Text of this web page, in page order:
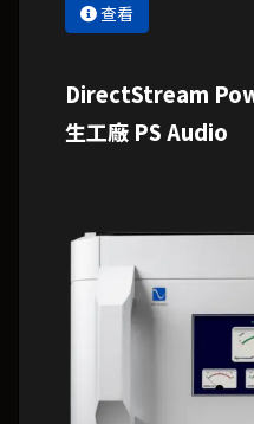
查看
DirectStream
生工廠 PS Audio